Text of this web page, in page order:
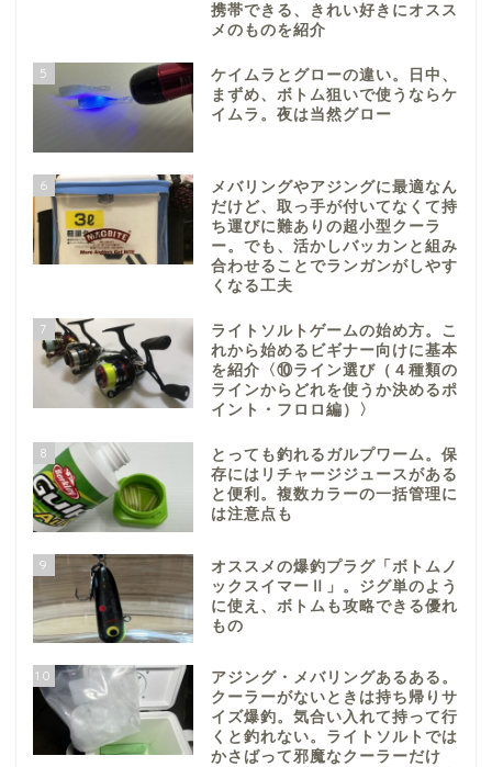
携帯できる、きれい好きにオスス
メのものを紹介
5
ケイムラとグローの違い。日中、
まずめ、ボトム狙いで使うならケ
イムラ。夜は当然グロー
6
メバリングやアジングに最適なん
だけど、取っ手が付いてなくて持
ち運びに難ありの超小型クーラ
ー。でも、活かしバッカンと組み
合わせることでランガンがしやす
くなる工夫
7
ライトソルトゲームの始め方。こ
れから始めるビギナー向けに基本
を紹介〈⑩ライン選び（４種類の
ラインからどれを使うか決めるポ
イント・フロロ編）〉
8
とっても釣れるガルプワーム。保
存にはリチャージジュースがある
と便利。複数カラーの一括管理に
は注意点も
9
オススメの爆釣プラグ「ボトムノ
ックスイマーⅡ」。ジグ単のよう
に使え、ボトムも攻略できる優れ
もの
10
アジング・メバリングあるある。
クーラーがないときは持ち帰りサ
イズ爆釣。気合い入れて持って行
くと釣れない。ライトソルトでは
かさばって邪魔なクーラーだけ